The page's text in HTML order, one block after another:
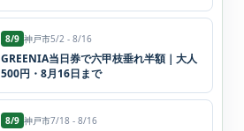
8/9 神戸市5/2 - 8/16
GREENIA当日券で六甲枝垂れ半額｜大人
500円・8月16日まで
8/9 神戸市7/18 - 8/16